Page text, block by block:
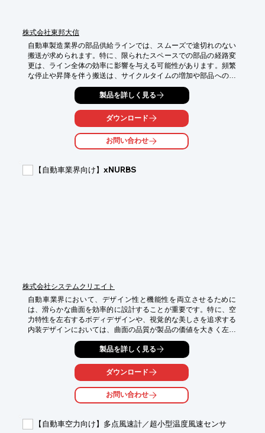
株式会社東邦大信
自動車製造業界の部品供給ラインでは、スムーズで途切れのない
搬送が求められます。特に、限られたスペースでの部品の経路変
更は、ライン全体の効率に影響を与える可能性があります。頻繁
な停止や昇降を伴う搬送は、サイクルタイムの増加や部品への負
荷につながることも考えられます。当製品「マジックローラQ」
は、停止や昇降なしに直角方向への90度転換を可能にし、部品供
給ラインの効率化に貢献します。
【活用シーン】
・部品のライン間移送
・組立工程での部品供給
【導入の効果】
製品を詳しく見る
ダウンロード
お問い合わせ
【自動車業界向け】xNURBS
株式会社システムクリエイト
自動車業界において、デザイン性と機能性を両立させるために
は、滑らかな曲面を効率的に設計することが重要です。特に、空
力特性を左右するボディデザインや、視覚的な美しさを追求する
内装デザインにおいては、曲面の品質が製品の価値を大きく左右
します。従来のCADソフトでは、複雑な曲面を表現するために多
くの時間と労力を要し、設計の自由度を制限していました。
xNURBSは、Rhinocerosの機能を補完し、複雑な曲面を数クリッ
クで生成することを可能にします。これにより、設計者はより自
由な発想でデザインに取り組み、製品開発の効率を向上させるこ
とができます。
・自動車のボディデザイン
・内装デザイン
製品を詳しく見る
ダウンロード
お問い合わせ
【自動車空力向け】多点風速計／超小型温度風速センサ